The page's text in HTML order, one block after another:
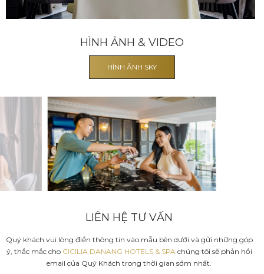
HÌNH ẢNH & VIDEO
HÌNH ẢNH SKY
LIÊN HỆ TƯ VẤN
Quý khách vui lòng điền thông tin vào mẫu bên dưới và gửi những góp
ý, thắc mắc cho CICILIA DANANG HOTELS & SPAchúng tôi sẽ phản hồi
email của Quý Khách trong thời gian sớm nhất.